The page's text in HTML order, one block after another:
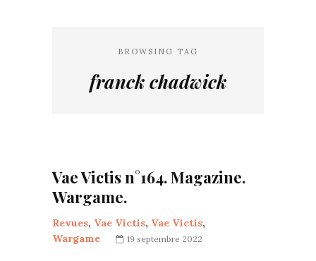
BROWSING TAG
franck chadwick
Vae Victis n°164. Magazine.
Wargame.
Revues, Vae Victis, Vae Victis,
Wargame
19 septembre 2022